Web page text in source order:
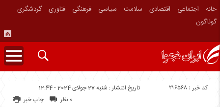
خانه اجتماعی اقتصادی سلامت سیاسی فرهنگی فناوری
گردشگری
گوناگون
تاریخ انتشار : شنبه 27 جولای 2024 - 12:44 کد خبر : 216568
چاپ خبر 0 نظر